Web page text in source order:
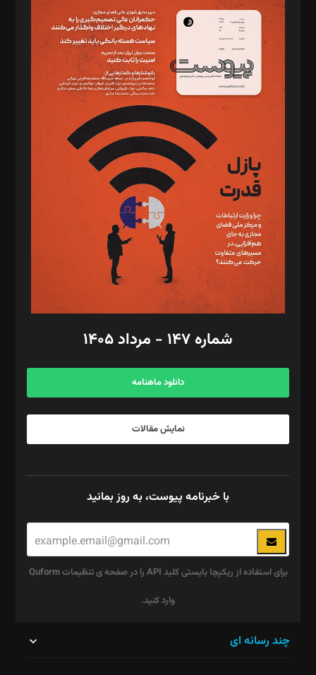
سردبیر: مهرک محمودی
دبیر تحریریه: میثم قاسمی
د‌بیر ناداستان: سمانه سمیع
د‌بیر خدمت و تجارت: ابوالفضل رجبی
د‌بیر حقوق فناوری: حسام‌الدین ایپکچی
د‌بیر پیوست جهان: مینا پاکدل
د‌بیر تحریریه آنلاین: بابک نقاش
تحریریه‌: مجتبی محمود‌ی، آرش برهمند، یسنا امان‌پور، سروش کرمیان،
مصطفی مسجدی آرانی، ابوالفضل رجبی، زهرا فکرانه، فائزه فتحی
رستمی،مصطفی باستان
ویرایش: نگار استاد‌‌آقا
طراح یونیفرم: مجید توکلی
فیلمبرداری و عکاسی: امیر شفیعی، مانی لطفی زاده
گرافیک و صفحه‌آرایی: سید‌سبحان‌علی ثابت
مد‌یر توسعه تجاری: کامبیز برید‌
امور مالی: شاپور رهبری، محمد‌ کاظمی‌نیا
آگهی و مشترکین: ۰۹۱۹۹۹۹۰۴۵۴
شماره ۱۴۷ - مرداد ۱۴۰۵
دانلود ماهنامه
نمایش مقالات
با خبرنامه پیوست، به روز بمانید
برای استفاده از ریکپچا بایستی کلید API را در صفحه ی تنظیمات Quform
وارد کنید.
چند رسانه ای